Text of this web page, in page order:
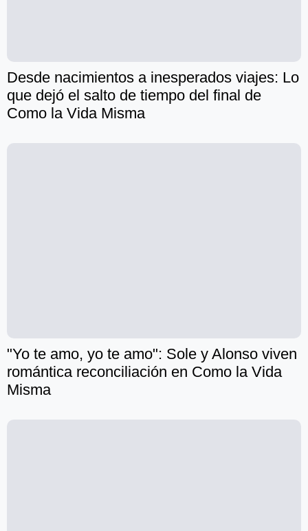
Desde nacimientos a inesperados viajes: Lo
que dejó el salto de tiempo del final de
Como la Vida Misma
"Yo te amo, yo te amo": Sole y Alonso viven
romántica reconciliación en Como la Vida
Misma